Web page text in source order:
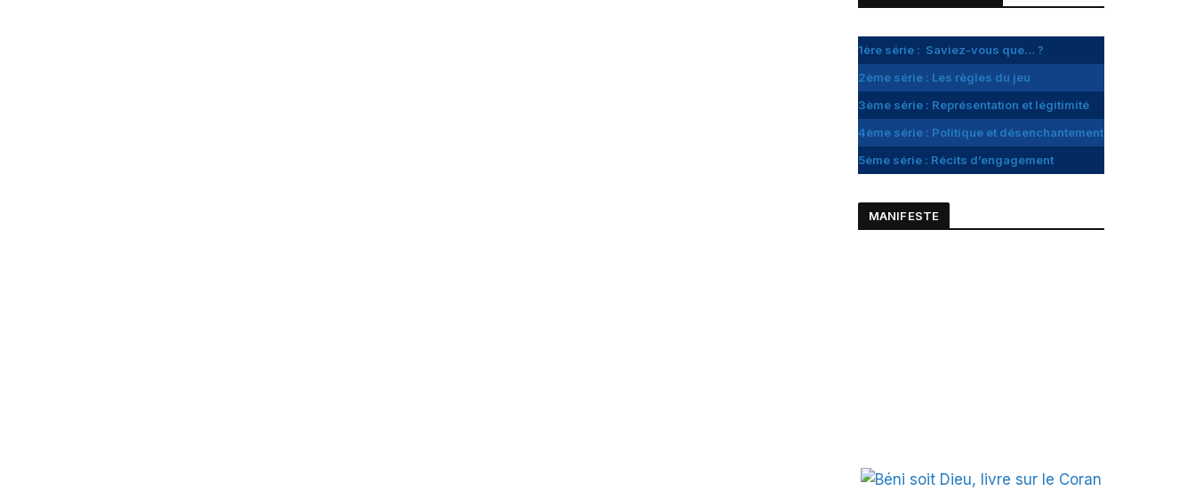
1ère série : Saviez-vous que… ?
2ème série : Les règles du jeu
3ème série : Représentation et légitimité
4ème série : Politique et désenchantement
5ème série : Récits d’engagement
MANIFESTE